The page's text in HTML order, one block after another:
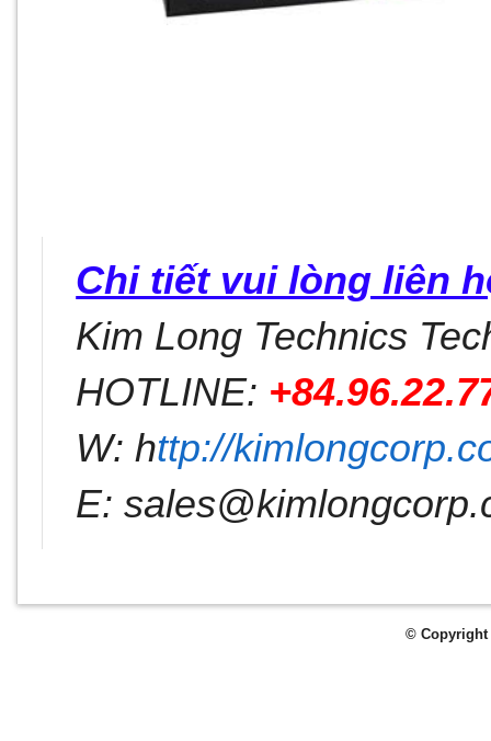
Chi tiết vui lòng liên
Kim Long Technics
HOTLINE:
W: http://
E:
© Copyright